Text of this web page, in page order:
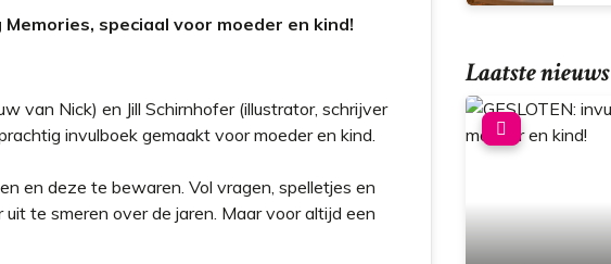
speciaal voor moeder en kind!
van Nick) en Jill Schirnhofer (illustrator, schrijver
invulboek gemaakt voor moeder en kind.
en deze te bewaren. Vol vragen, spelletjes en
te smeren over de jaren. Maar voor altijd een
Laatste nieuws